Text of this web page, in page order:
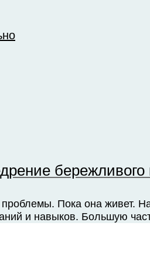
Пока она живет.
и навыков. Большую